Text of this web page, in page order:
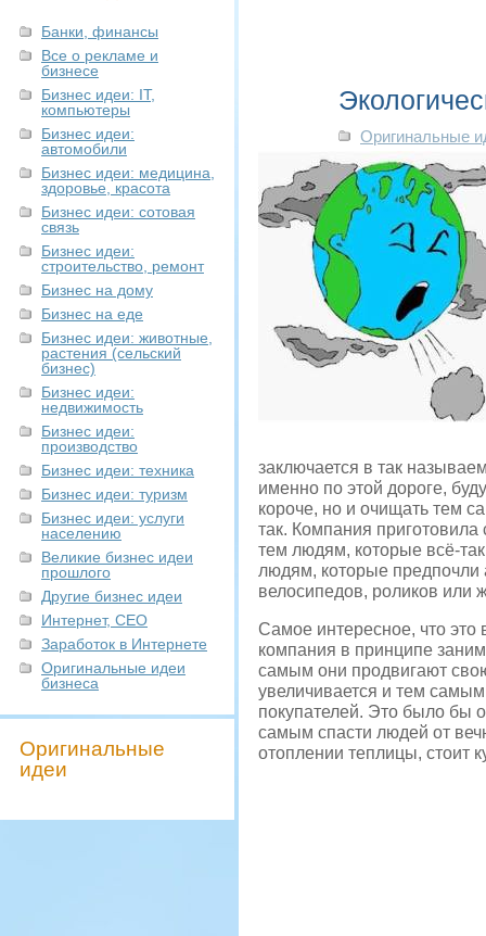
Банки, финансы
Все о рекламе и
бизнесе
Бизнес идеи: IT,
компьютеры
Бизнес идеи:
автомобили
Бизнес идеи: медицина,
здоровье, красота
Бизнес идеи: сотовая
связь
Бизнес идеи:
строительство, ремонт
Бизнес на дому
Бизнес на еде
Бизнес идеи: животные,
растения (сельский
бизнес)
Бизнес идеи:
недвижимость
Бизнес идеи:
производство
Бизнес идеи: техника
Бизнес идеи: туризм
Бизнес идеи: услуги
населению
Великие бизнес идеи
прошлого
Другие бизнес идеи
Интернет, СЕО
Заработок в Интернете
Оригинальные идеи
бизнеса
Оригинальные
идеи
Оригинальные
заключается в так
именно по этой дороге,
короче, но и очищать тем
так. Компания
тем людям, которые всё-
людям, которые предпочли
велосипедов, роликов или
Самое интересное, что
компания в принципе
самым они продвигают
увеличивается и тем
покупателей. Это было бы
самым спасти людей от
отоплении теплицы, стоит